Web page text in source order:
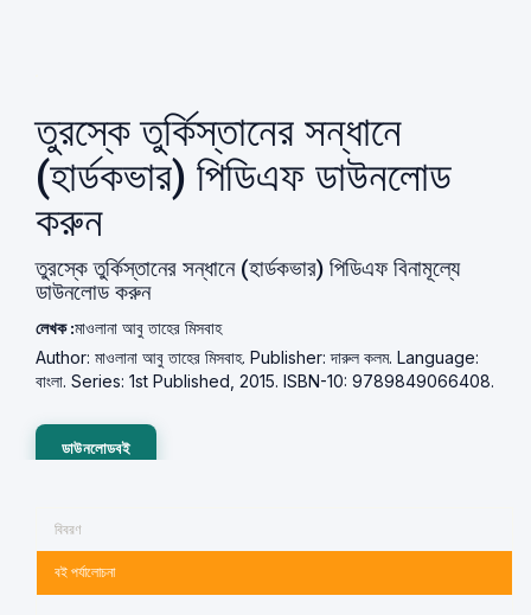
তুরস্কে তুর্কিস্তানের সন্ধানে
(হার্ডকভার) পিডিএফ ডাউনলোড
করুন
তুরস্কে তুর্কিস্তানের সন্ধানে (হার্ডকভার) পিডিএফ বিনামূল্যে
ডাউনলোড করুন
লেখক :মাওলানা আবু তাহের মিসবাহ
Author: মাওলানা আবু তাহের মিসবাহ. Publisher: দারুল কলম. Language:
বাংলা. Series: 1st Published, 2015. ISBN-10: 9789849066408.
ডাউনলোডবই
বিবরণ
বই পর্যালোচনা